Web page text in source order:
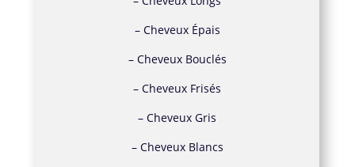
– Cheveux Épais
– Cheveux Bouclés
–Cheveux Frisés
–Cheveux Gris
– Cheveux Blancs